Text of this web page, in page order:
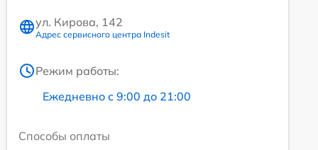
ул. Кирова, 142
Адрес сервисного центра Indesit
Режим работы:
Ежедневно с 9:00 до 21:00
Способы оплаты